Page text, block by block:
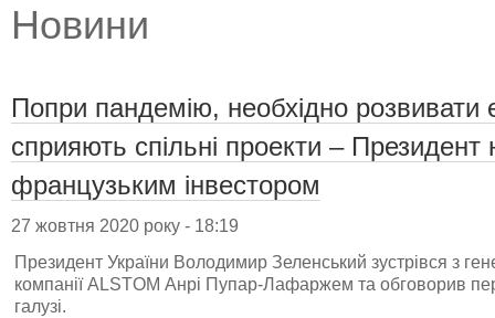
Новини
Попри пандемію, необхідно розвивати
сприяють спільні проекти – Президент
французьким інвестором
27 жовтня 2020 року - 18:19
Президент України Володимир Зеленський зустрівся з
компанії ALSTOM Анрі Пупар-Лафаржем та обговорив
галузі.